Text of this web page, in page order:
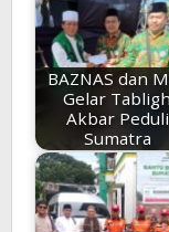
BAZNAS dan
Gelar Tabligh
Akbar Peduli
Sumatra